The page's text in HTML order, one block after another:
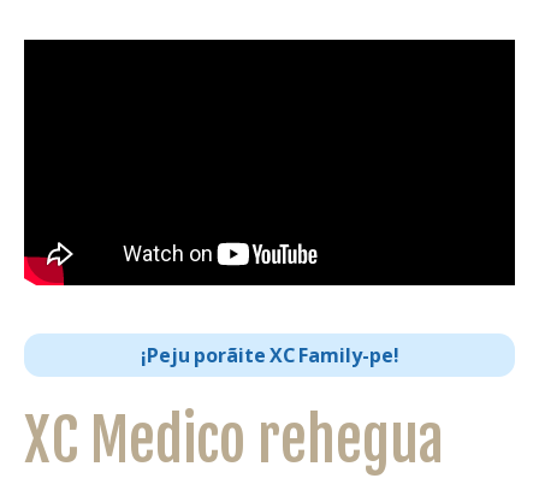
¡Peju porãite XC Family-pe!
XC Medico rehegua